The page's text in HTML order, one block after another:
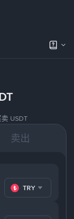
USDT
卖出
TRY